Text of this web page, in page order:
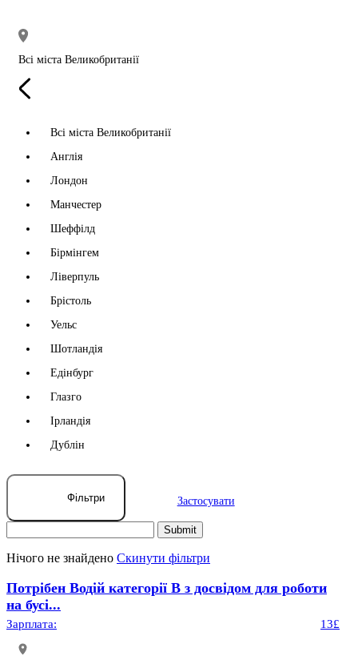
Всі міста Великобританії
Всі міста Великобританії
Англія
Лондон
Манчестер
Шеффілд
Бірмінгем
Ліверпуль
Брістоль
Уельс
Шотландія
Едінбург
Глазго
Ірландія
Дублін
Фільтри Застосувати
Нічого не знайдено Скинути фільтри
Потрібен Водій категорії В з досвідом для роботи
на бусі...
Зарплата: 13£